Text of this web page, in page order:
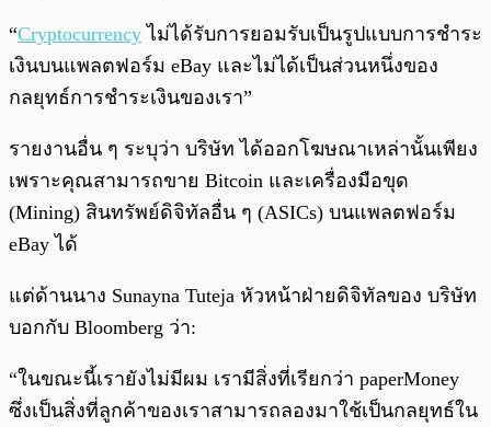
“Cryptocurrency ไม่ได้รับการยอมรับเป็นรูปแบบการชำระ
เงินบนแพลตฟอร์ม eBay และไม่ได้เป็นส่วนหนึ่งของ
กลยุทธ์การชำระเงินของเรา”
รายงานอื่น ๆ ระบุว่า บริษัท ได้ออกโฆษณาเหล่านั้นเพียง
เพราะคุณสามารถขาย Bitcoin และเครื่องมือขุด
(Mining) สินทรัพย์ดิจิทัลอื่น ๆ (ASICs) บนแพลตฟอร์ม
eBay ได้
แต่ด้านนาง Sunayna Tuteja หัวหน้าฝ่ายดิจิทัลของ บริษัท
บอกกับ Bloomberg ว่า:
“ในขณะนี้เรายังไม่มีผม เรามีสิ่งที่เรียกว่า paperMoney
ซึ่งเป็นสิ่งที่ลูกค้าของเราสามารถลองมาใช้เป็นกลยุทธ์ใน